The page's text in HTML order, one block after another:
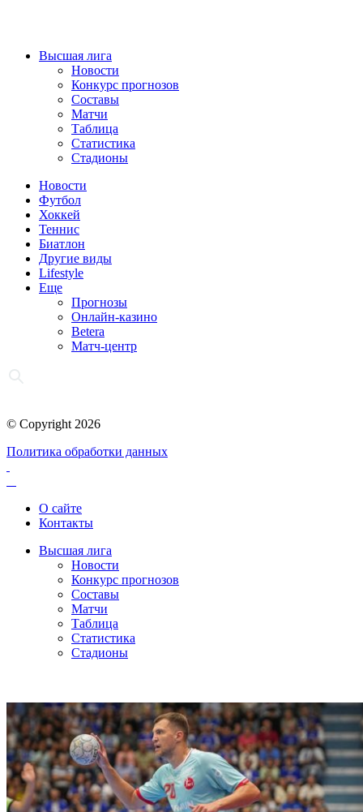
Высшая лига
Новости
Конкурс прогнозов
Составы
Матчи
Таблица
Статистика
Стадионы
Новости
Футбол
Хоккей
Теннис
Биатлон
Другие виды
Lifestyle
Еще
Прогнозы
Онлайн-казино
Betera
Матч-центр
© Copyright 2026
Политика обработки данных
О сайте
Контакты
Высшая лига
Новости
Конкурс прогнозов
Составы
Матчи
Таблица
Статистика
Стадионы